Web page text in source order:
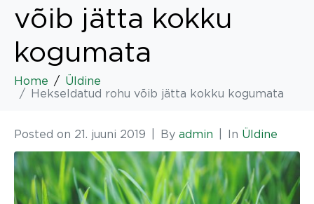
võib jätta kokku
kogumata
Home
Üldine
Hekseldatud rohu võib jätta kokku kogumata
Posted on 21. juuni 2019 By admin In Üldine